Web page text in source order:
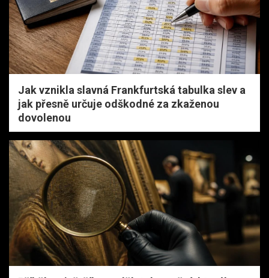
Jak vznikla slavná Frankfurtská tabulka slev a
jak přesně určuje odškodné za zkaženou
dovolenou